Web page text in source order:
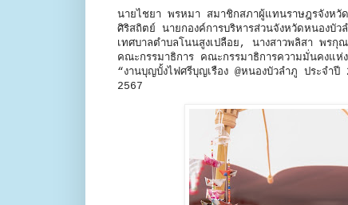
นายไชยา พรหมา สมาชิกสภาผู้แทนราษฎรจังห
ศิริสถิตย์ นายกองค์การบริหารส่วนจังหวัดหนอง
เทศบาลตำบลโนนสูงเปลือย, นางสาวพลิสา พรกุ
คณะกรรมาธิการ คณะกรรมาธิการความมั่นคงแ
“งานบุญบั้งไฟศรีบุญเรือง @หนองบัวลำภู ประจ
2567